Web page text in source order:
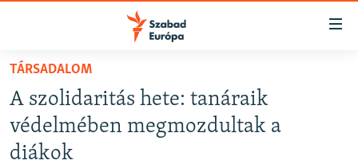
Akadálymentes
Ugrás
fő
oldalra
Ugrás
NAPIRENDEN
AKTUÁLIS
PODCASTOK
TÁRSADALOM
A szolidaritás hete: tanáraik
védelmében megmozdultak a
diákok
FELIRATKOZÁS